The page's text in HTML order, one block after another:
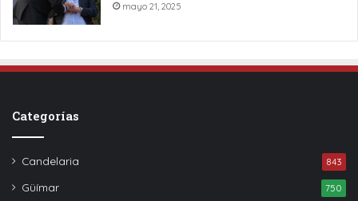
mayo 21, 2025
Categorías
Candelaria 843
Güímar 750